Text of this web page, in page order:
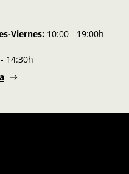
Viernes: 10:00 - 19:00h
14:30h